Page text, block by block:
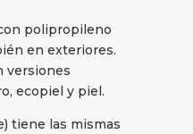
polipropileno
en exteriores.
versiones
ecopiel y piel.
tiene las mismas